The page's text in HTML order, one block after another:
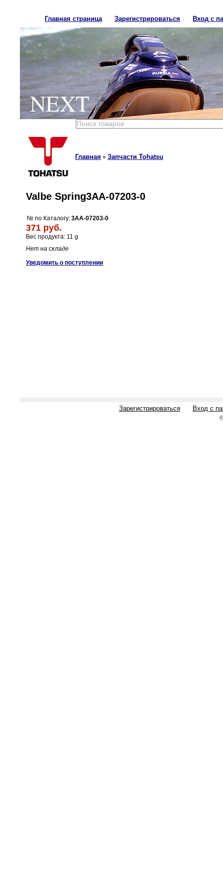
Главная страница Зарегистрироваться Вход с
NEXT
Главная » Запчасти Tohatsu
Valbe Spring3AA-07203-0
№ по Каталогу:3AA-07203-0
371 руб.
Вес продукта: 11 g
Нет на складе
Уведомить о поступлении
Зарегистрироваться Вход с